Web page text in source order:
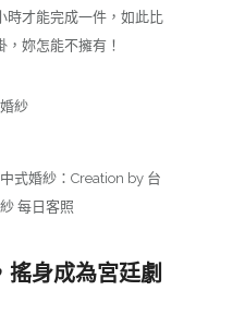
時才能完成一件，如此比
妳怎能不擁有！
式婚紗：Creation by 台
每日客照
身成為宮廷劇